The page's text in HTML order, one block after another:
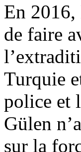
En 2016,
de faire
Turquie
police et
Gülen
sur la